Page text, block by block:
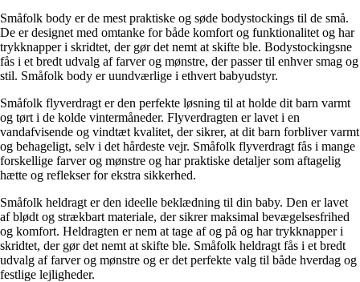
Småfolk body er de mest praktiske og søde bodystockings til de små.
De er designet med omtanke for både komfort og funktionalitet og har
trykknapper i skridtet, der gør det nemt at skifte ble. Bodystockingsne
fås i et bredt udvalg af farver og mønstre, der passer til enhver smag og
stil. Småfolk body er uundværlige i ethvert babyudstyr.
Småfolk flyverdragt er den perfekte løsning til at holde dit barn varmt
og tørt i de kolde vintermåneder. Flyverdragten er lavet i en
vandafvisende og vindtæt kvalitet, der sikrer, at dit barn forbliver varmt
og behageligt, selv i det hårdeste vejr. Småfolk flyverdragt fås i mange
forskellige farver og mønstre og har praktiske detaljer som aftagelig
hætte og reflekser for ekstra sikkerhed.
Småfolk heldragt er den ideelle beklædning til din baby. Den er lavet
af blødt og strækbart materiale, der sikrer maksimal bevægelsesfrihed
og komfort. Heldragten er nem at tage af og på og har trykknapper i
skridtet, der gør det nemt at skifte ble. Småfolk heldragt fås i et bredt
udvalg af farver og mønstre og er det perfekte valg til både hverdag og
festlige lejligheder.